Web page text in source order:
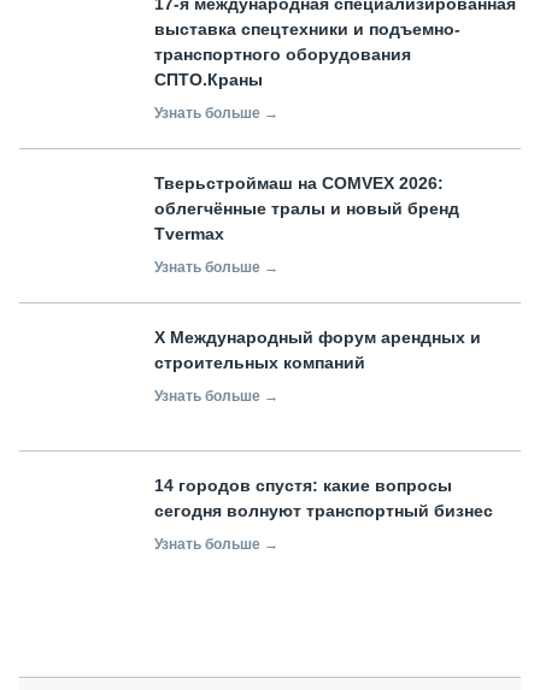
выставка спецтехники и подъемно-
транспортного оборудования
СПТО.Краны
Узнать больше →
Тверьстроймаш на COMVEX 2026:
облегчённые тралы и новый бренд
Tvermax
Узнать больше →
X Международный форум арендных и
строительных компаний
Узнать больше →
14 городов спустя: какие вопросы
сегодня волнуют транспортный бизнес
Узнать больше →